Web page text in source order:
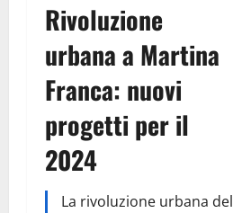
Rivoluzione
urbana a Martina
Franca: nuovi
progetti per il
2024
La rivoluzione urbana del